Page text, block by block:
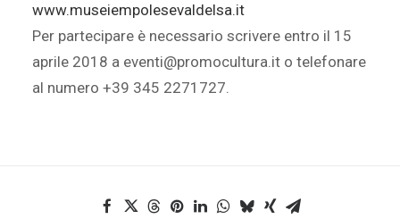
www.museiempolesevaldelsa.it
Per partecipare è necessario scrivere entro il 15
aprile 2018 a eventi@promocultura.it o telefonare
al numero +39 345 2271727.